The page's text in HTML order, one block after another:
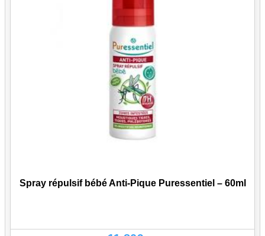
Spray répulsif bébé Anti-Pique Puressentiel – 60ml